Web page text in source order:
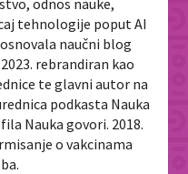
tehnologije poput AI
naučni blog
rebrandiran kao
te glavni autor na
podkasta Nauka
Nauka govori. 2018.
o vakcinama